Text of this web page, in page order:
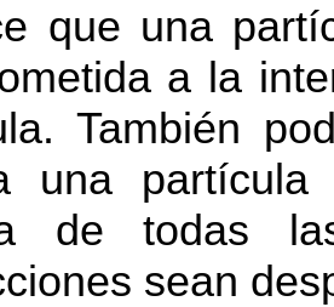
que una
a la
También
una partícula
de todas
sean